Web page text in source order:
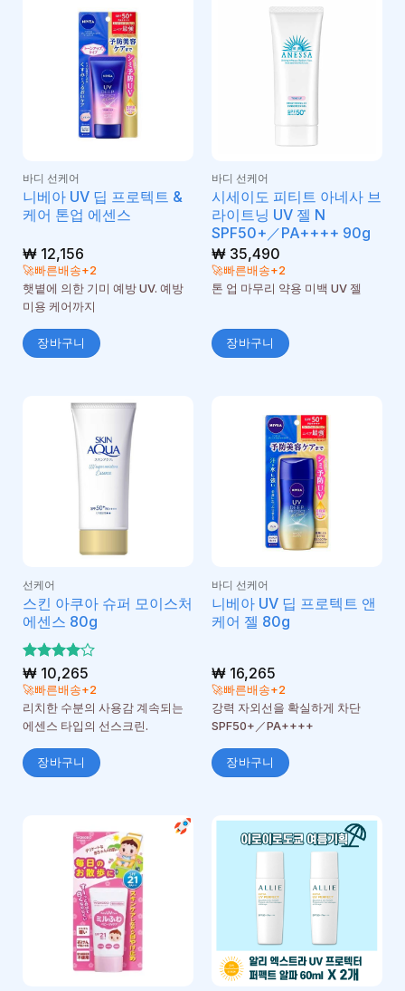
바디 선케어
니베아 UV 딥 프로텍트 &
케어 톤업 에센스
₩12,156
🚀빠른배송+2
햇볕에 의한 기미 예방 UV. 예방
미용 케어까지
장바구니
바디 선케어
시세이도 피티트 아네사 브
라이트닝 UV 젤 N
SPF50+／PA++++ 90g
₩35,490
🚀빠른배송+2
톤 업 마무리 약용 미백 UV 젤
장바구니
선케어
스킨 아쿠아 슈퍼 모이스처
에센스 80g
5 중에서
4로 평
가됨
₩10,265
🚀빠른배송+2
리치한 수분의 사용감 계속되는
에센스 타입의 선스크린.
장바구니
바디 선케어
니베아 UV 딥 프로텍트 앤
케어 젤 80g
₩16,265
🚀빠른배송+2
강력 자외선을 확실하게 차단
SPF50+／PA++++
장바구니